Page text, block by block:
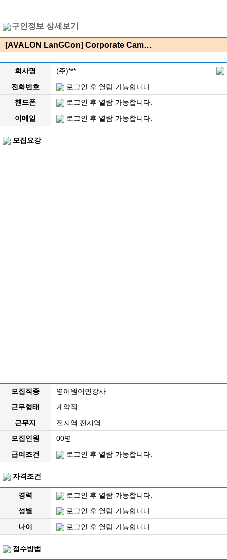
구인정보 상세보기
[AVALON LanGCon] Corporate Cam…
회사명
(주)***
전화번호
로그인 후 열람 가능합니다.
핸드폰
로그인 후 열람 가능합니다.
이메일
로그인 후 열람 가능합니다.
모집요강
모집직종
영어원어민강사
근무형태
계약직
근무지
전지역 전지역
모집인원
00명
급여조건
로그인 후 열람 가능합니다.
자격조건
경력
로그인 후 열람 가능합니다.
성별
로그인 후 열람 가능합니다.
나이
로그인 후 열람 가능합니다.
접수방법